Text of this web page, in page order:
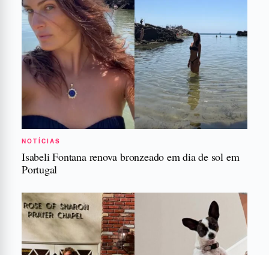
NOTÍCIAS
Isabeli Fontana renova bronzeado em dia de sol em
Portugal